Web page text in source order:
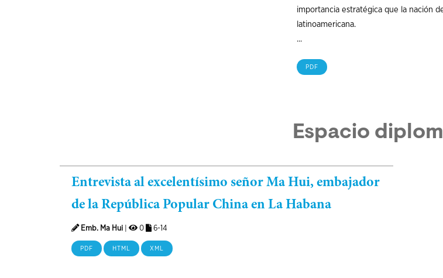
importancia estratégica que la nación
latinoamericana.
...
PDF
Espacio
Entrevista al excelentísimo señor Ma Hui, embajador
de la República Popular China en La Habana
Emb. Ma Hui 0 6-14
PDF HTML XML